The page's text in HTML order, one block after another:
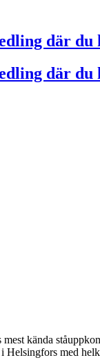
där
där
kända
med